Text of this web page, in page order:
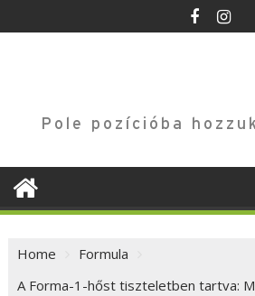
to
Pole pozícióba
Home
Formula
A Forma-1-hőst tiszteletben tartva: